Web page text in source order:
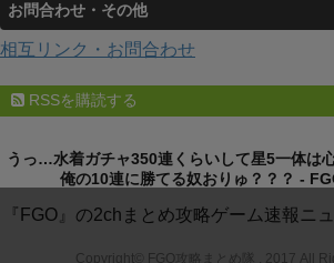
お問合わせ・その他
相互リンク・お問合わせ
RSSを購読する
うっ…水着ガチャ350連くらいして星5一体
俺の10連に勝てる奴おりゅ？？？ -
『FGO』の2chまとめ攻略ゲーム速報ニ
Copyright© FGO攻略まとめ隊 , 2017 All